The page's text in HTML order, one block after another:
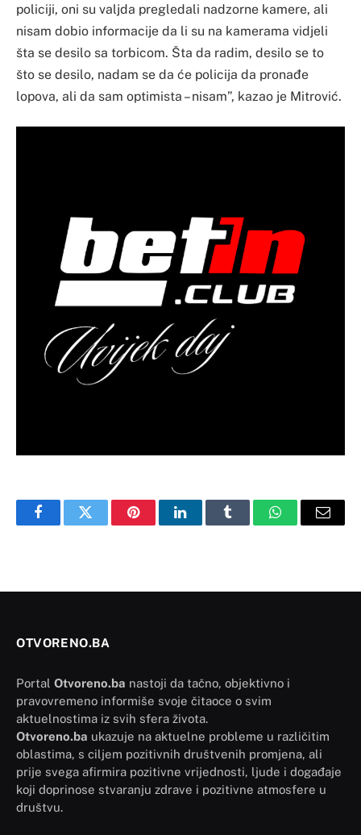
policiji, oni su valjda pregledali nadzorne kamere, ali
nisam dobio informacije da li su na kamerama vidjeli
šta se desilo sa torbicom. Šta da radim, desilo se to
što se desilo, nadam se da će policija da pronađe
lopova, ali da sam optimista – nisam”, kazao je Mitrović.
FacebookTwitter PinterestLinkedInTumblr WhatsAppEmail
OTVORENO.BA
Portal Otvoreno.ba nastoji da tačno, objektivno i
pravovremeno informiše svoje čitaoce o svim
aktuelnostima iz svih sfera života.
Otvoreno.ba ukazuje na aktuelne probleme u različitim
oblastima, s ciljem pozitivnih društvenih promjena, ali
prije svega afirmira pozitivne vrijednosti, ljude i događaje
koji doprinose stvaranju zdrave i pozitivne atmosfere u
društvu.